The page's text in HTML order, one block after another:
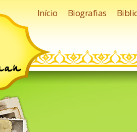
Início Biografias